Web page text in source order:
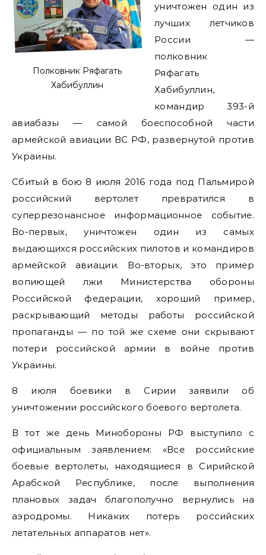
Полковник Ряфагать
Хабибуллин
уничтожен один из
лучших летчиков
России —
полковник
Ряфагать
Хабибуллин,
командир 393-й
авиабазы — самой боеспособной части
армейской авиации ВС РФ, развернутой против
Украины.
Сбитый в бою 8 июля 2016 года под Пальмирой
российский вертолет превратился в
суперрезонансное информационное событие.
Во-первых, уничтожен один из самых
выдающихся российских пилотов и командиров
армейской авиации. Во-вторых, это пример
вопиющей лжи Министерства обороны
Российской федерации, хороший пример,
раскрывающий методы работы российской
пропаганды — по той же схеме они скрывают
потери российской армии в войне против
Украины.
8 июля боевики в Сирии заявили об
уничтожении российского боевого вертолета.
В тот же день Минобороны РФ выступило с
официальным заявлением: «Все российские
боевые вертолеты, находящиеся в Сирийской
Арабской Республике, после выполнения
плановых задач благополучно вернулись на
аэродромы. Никаких потерь российских
летательных аппаратов нет».